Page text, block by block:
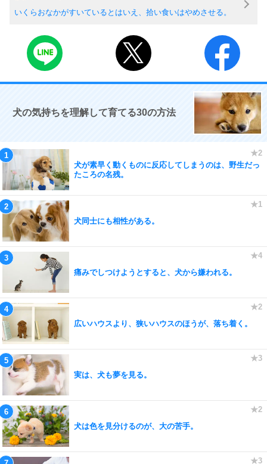
いくらおなかがすいているとはいえ、拾い食いはやめさせる。
犬の気持ちを理解して育てる30の方法
犬が素早く動くものに反応してしまうのは、野生だっ
たころの名残。
犬同士にも相性がある。
痛みでしつけようとすると、犬から嫌われる。
広いハウスより、狭いハウスのほうが、落ち着く。
実は、犬も夢を見る。
犬は色を見分けるのが、大の苦手。